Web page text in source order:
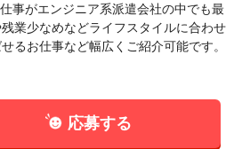
事がエンジニア系派遣会社の中でも最
業少なめなどライフスタイルに合わせ
るお仕事など幅広くご紹介可能です。
応募する